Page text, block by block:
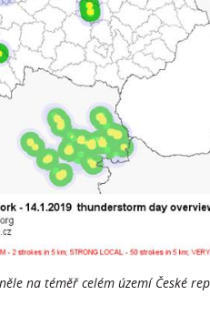
na téměř celém území České